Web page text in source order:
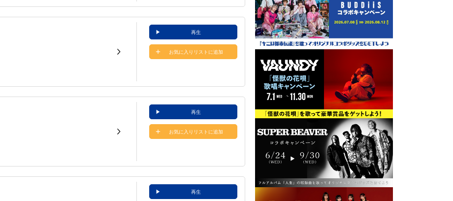
再生
お気に入りリストに追加
再生
お気に入りリストに追加
再生